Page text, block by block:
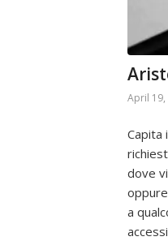
April 19,
Capita
dove
oppure
a